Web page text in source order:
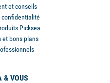
et conseils
confidentialité
Picksea
et bons plans
& VOUS